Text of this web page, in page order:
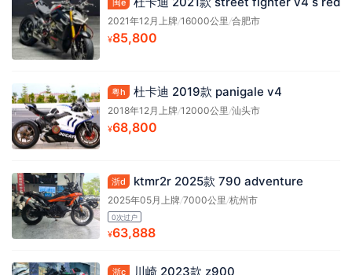
闽e
2021年12月上牌/16000公里/合肥市
¥85,800
粤h 杜卡迪 2019款 panigale v4
2018年12月上牌/12000公里/汕头市
¥68,800
浙d ktmr2r 2025款 790 adventure
2025年05月上牌/7000公里/杭州市
0次过户
¥63,888
浙c 川崎 2023款 z900